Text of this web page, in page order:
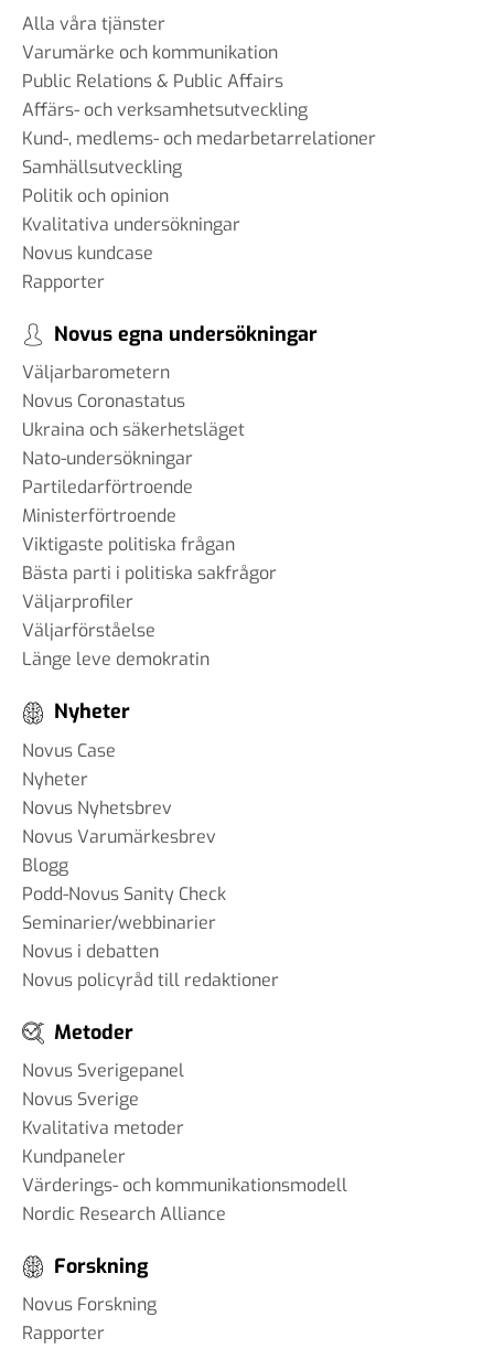
Alla våra tjänster
Varumärke och kommunikation
Public Relations & Public Affairs
Affärs- och verksamhetsutveckling
Kund-, medlems- och medarbetarrelationer
Samhällsutveckling
Politik och opinion
Kvalitativa undersökningar
Novus kundcase
Rapporter
Novus egna undersökningar
Väljarbarometern
Novus Coronastatus
Ukraina och säkerhetsläget
Nato-undersökningar
Partiledarförtroende
Ministerförtroende
Viktigaste politiska frågan
Bästa parti i politiska sakfrågor
Väljarprofiler
Väljarförståelse
Länge leve demokratin
Nyheter
Novus Case
Nyheter
Novus Nyhetsbrev
Novus Varumärkesbrev
Blogg
Podd-Novus Sanity Check
Seminarier/webbinarier
Novus i debatten
Novus policyråd till redaktioner
Metoder
Novus Sverigepanel
Novus Sverige
Kvalitativa metoder
Kundpaneler
Värderings- och kommunikationsmodell
Nordic Research Alliance
Forskning
Novus Forskning
Rapporter